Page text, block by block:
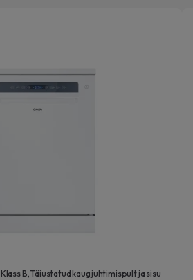
B, Täiustatud kaugjuhtimispult ja sisu